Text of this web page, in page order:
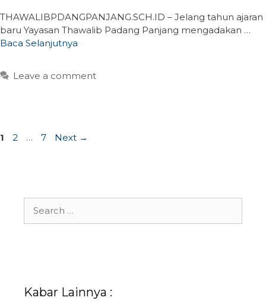
THAWALIBPDANGPANJANG.SCH.ID – Jelang tahun ajaran
baru Yayasan Thawalib Padang Panjang mengadakan …
Baca Selanjutnya
Leave a comment
Page
1 Page
2 … Page
7 Next →
Search
Kabar Lainnya :